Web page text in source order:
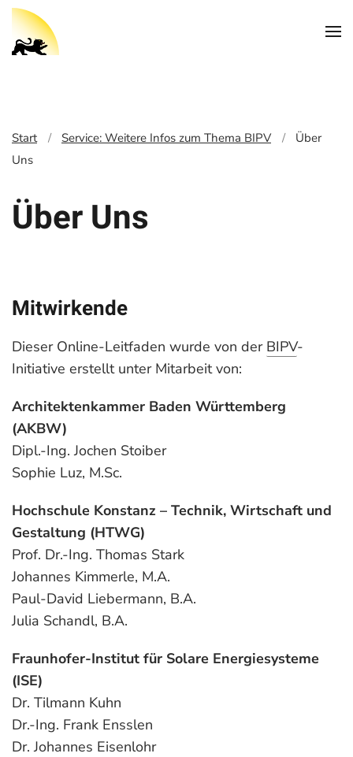
Start Service: Weitere Infos zum Thema BIPV
Über
Uns
Über Uns
Mitwirkende
Dieser Online-Leitfaden wurde von der BIPV-
Initiative erstellt unter Mitarbeit von:
Architektenkammer Baden Württemberg
(AKBW)
Dipl.-Ing. Jochen Stoiber
Sophie Luz, M.Sc.
Hochschule Konstanz – Technik, Wirtschaft und
Gestaltung (HTWG)
Prof. Dr.-Ing. Thomas Stark
Johannes Kimmerle, M.A.
Paul-David Liebermann, B.A.
Julia Schandl, B.A.
Fraunhofer-Institut für Solare Energiesysteme
(ISE)
Dr. Tilmann Kuhn
Dr.-Ing. Frank Ensslen
Dr. Johannes Eisenlohr